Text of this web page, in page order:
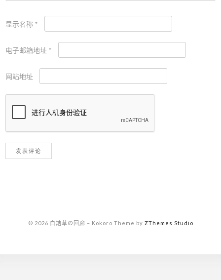
显示名称 *
电子邮箱地址 *
网站地址
© 2026 白詰草の回廊 – Kokoro Theme by ZThemes Studio